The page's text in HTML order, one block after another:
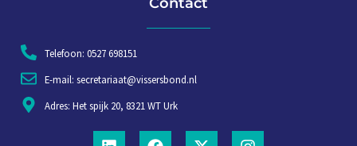
Telefoon: 0527 698151
E-mail: secretariaat@vissersbond.nl
Adres: Het spijk 20, 8321 WT Urk